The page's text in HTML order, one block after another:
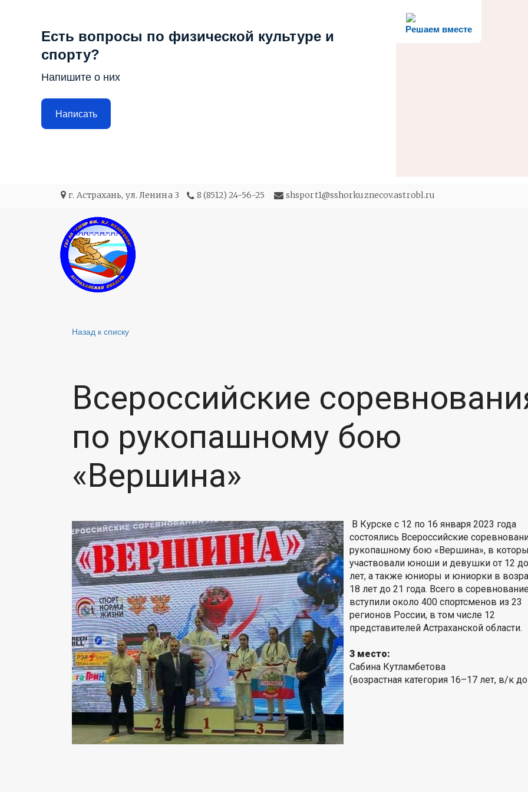
Решаем вместе
Есть вопросы по физической культуре и
спорту?
Напишите о них
Написать
г. Астрахань, ул. Ленина 3 8 (8512) 24-56-25 shsport1@sshorkuznecov.astrobl.ru
Назад к списку
Всероссийские
по рукопашному бою
«Вершина»
В Курске с 12 по 16 января 2023 года
состоялись Всероссийские
рукопашному бою «Вершина», в
участвовали юноши и девушки от 12
лет, а также юниоры и юниорки в
18 лет до 21 года. Всего в
вступили около 400 спортсменов из 23
регионов России, в том числе 12
представителей Астраханской области.
3 место:
Сабина Кутламбетова
(возрастная категория 16–17 лет, в/к